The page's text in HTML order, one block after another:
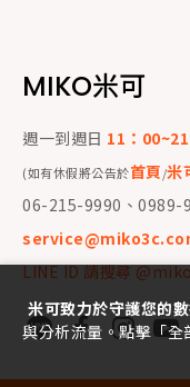
MIKO米可
週一到週日 11：
(如有休假將公告於首頁/米
06-215-9990、0989-
LINE ID 請搜尋
米可致力於守護您的
與分析流量。點擊「